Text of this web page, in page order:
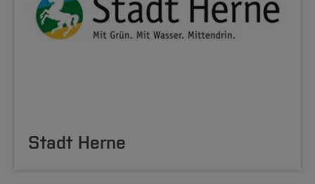
Stadt Herne